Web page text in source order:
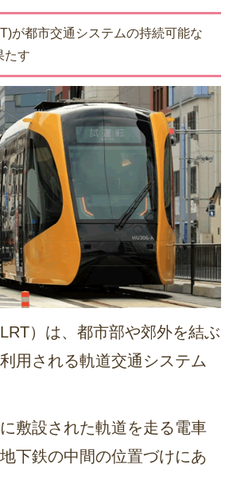
が都市交通システムの持続可能な
たす
）は、都市部や郊外を結ぶ
用される軌道交通システム
敷設された軌道を走る電車
下鉄の中間の位置づけにあ